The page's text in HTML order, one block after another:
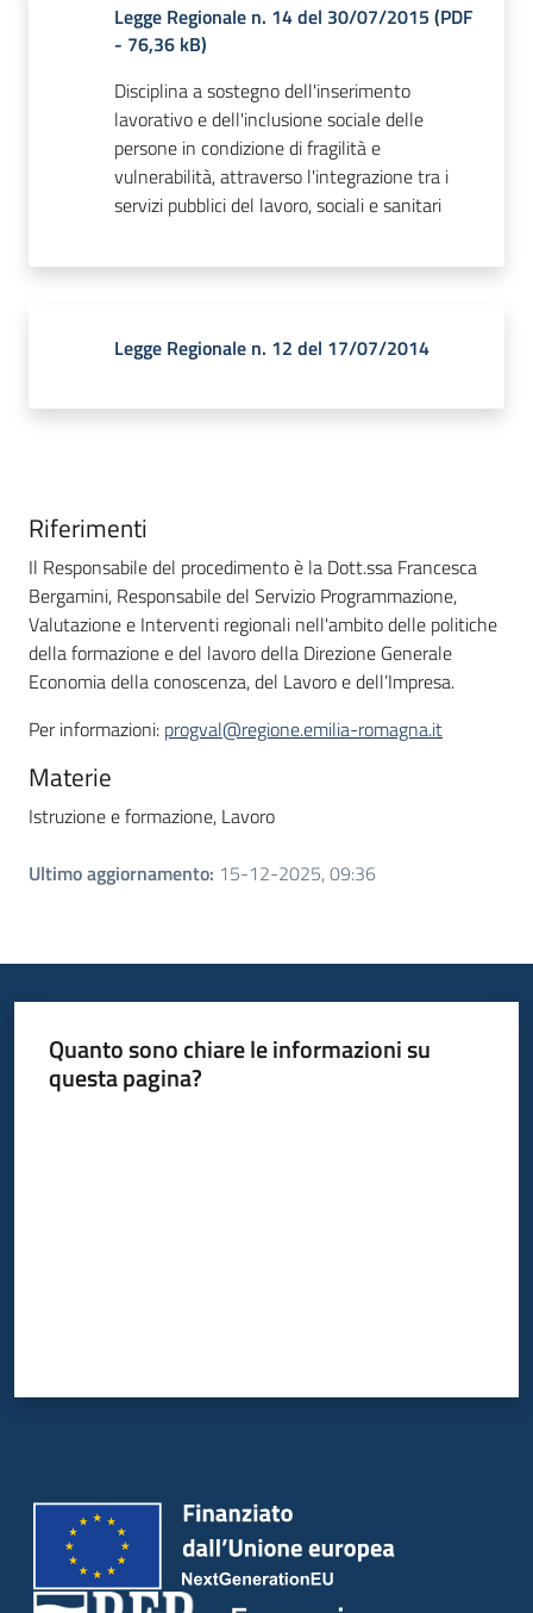
Legge Regionale n. 14 del 30/07/2015 (PDF
- 76,36 kB)
Disciplina a sostegno dell'inserimento
lavorativo e dell'inclusione sociale delle
persone in condizione di fragilità e
vulnerabilità, attraverso l'integrazione tra i
servizi pubblici del lavoro, sociali e sanitari
Legge Regionale n. 12 del 17/07/2014
Riferimenti
Il Responsabile del procedimento è la Dott.ssa Francesca
Bergamini, Responsabile del Servizio Programmazione,
Valutazione e Interventi regionali nell'ambito delle politiche
della formazione e del lavoro della Direzione Generale
Economia della conoscenza, del Lavoro e dell’Impresa.
Per informazioni: progval@regione.emilia-romagna.it
Materie
Istruzione e formazione, Lavoro
Ultimo aggiornamento: 15-12-2025, 09:36
Quanto sono chiare le informazioni su
questa pagina?